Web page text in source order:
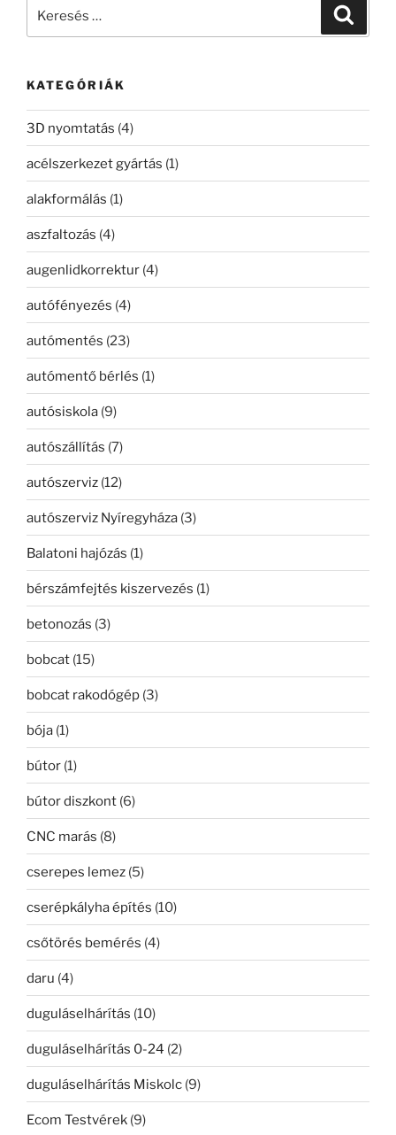
KATEGÓRIÁK
3D nyomtatás (4)
acélszerkezet gyártás (1)
alakformálás (1)
aszfaltozás (4)
augenlidkorrektur (4)
autófényezés (4)
autómentés (23)
autómentő bérlés (1)
autósiskola (9)
autószállítás (7)
autószerviz (12)
autószerviz Nyíregyháza (3)
Balatoni hajózás (1)
bérszámfejtés kiszervezés (1)
betonozás (3)
bobcat (15)
bobcat rakodógép (3)
bója (1)
bútor (1)
bútor diszkont (6)
CNC marás (8)
cserepes lemez (5)
cserépkályha építés (10)
csőtörés bemérés (4)
daru (4)
duguláselhárítás (10)
duguláselhárítás 0-24 (2)
duguláselhárítás Miskolc (9)
Ecom Testvérek (9)